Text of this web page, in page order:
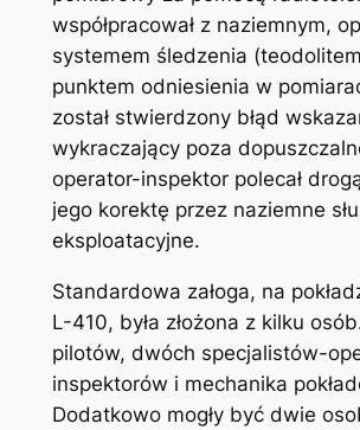
współpracował z naziemnym,
systemem śledzenia
punktem odniesienia w
został stwierdzony błąd
wykraczający poza
operator-inspektor polecał
jego korektę przez naziemne
eksploatacyjne.
Standardowa załoga, na
L-410, była złożona z kilku
pilotów, dwóch specjalistów-
inspektorów i mechanika
Dodatkowo mogły być dwie